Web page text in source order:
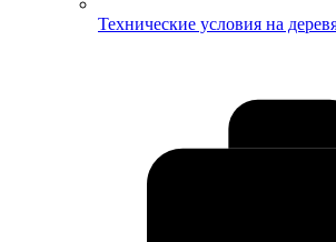
Технические условия на